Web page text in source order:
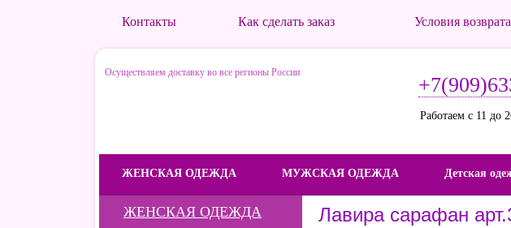
Контакты Как сделать заказ Условия возврата
Осуществляем доставку во все регионы России
Работаем с 11 до
ЖЕНСКАЯ ОДЕЖДА МУЖСКАЯ ОДЕЖДА Детская
ЖЕНСКАЯ ОДЕЖДА
Лавира сарафан